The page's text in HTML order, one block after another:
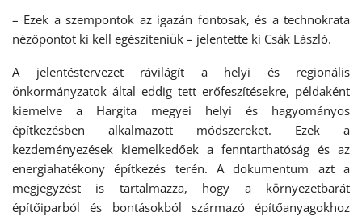
– Ezek a szempontok az igazán fontosak, és a technokrata
nézőpontot ki kell egészíteniük – jelentette ki Csák László.
A jelentéstervezet rávilágít a helyi és regionális
önkormányzatok által eddig tett erőfeszítésekre, példaként
kiemelve a Hargita megyei helyi és hagyományos
építkezésben alkalmazott módszereket. Ezek a
kezdeményezések kiemelkedőek a fenntarthatóság és az
energiahatékony építkezés terén. A dokumentum azt a
megjegyzést is tartalmazza, hogy a környezetbarát
építőiparból és bontásokból származó építőanyagokhoz